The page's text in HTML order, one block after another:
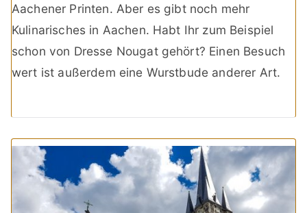
Aachener Printen. Aber es gibt noch mehr
Kulinarisches in Aachen. Habt Ihr zum Beispiel
schon von Dresse Nougat gehört? Einen Besuch
wert ist außerdem eine Wurstbude anderer Art.